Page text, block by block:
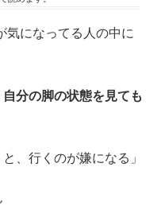
気になってる人の中に
分の脚の状態を見ても
、行くのが嫌になる」